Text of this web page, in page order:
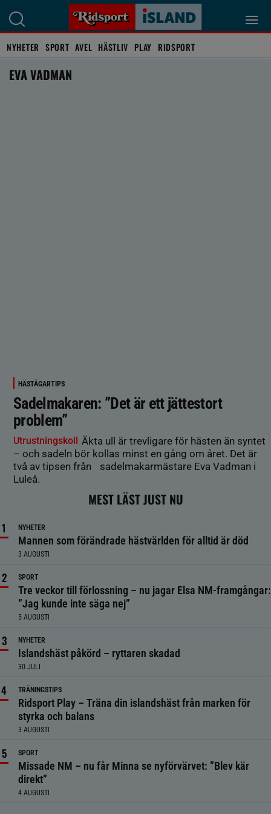
NYHETER SPORT AVEL HÄSTLIV PLAY RIDSPORT
EVA VADMAN
HÄSTÄGARTIPS
Sadelmakaren: ”Det är ett jättestort
problem”
Utrustningskoll Äkta ull är trevligare för hästen än syntet
– och sadeln bör kollas minst en gång om året. Det är
två av tipsen från sadelmakarmästare Eva Vadman i
Luleå.
MEST LÄST JUST NU
NYHETER
Mannen som förändrade hästvärlden för alltid är död
3 AUGUSTI
SPORT
Tre veckor till förlossning – nu jagar Elsa NM-framgångar:
”Jag kunde inte säga nej”
5 AUGUSTI
NYHETER
Islandshäst påkörd – ryttaren skadad
30 JULI
TRÄNINGSTIPS
Ridsport Play – Träna din islandshäst från marken för
styrka och balans
3 AUGUSTI
SPORT
Missade NM – nu får Minna se nyförvärvet: ”Blev kär
direkt”
4 AUGUSTI